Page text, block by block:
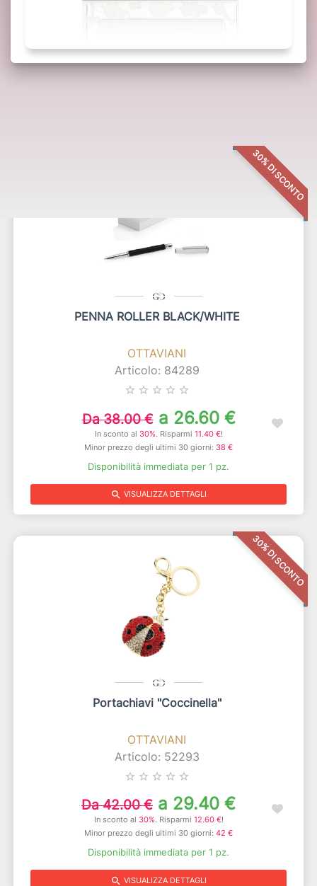
30% DI SCONTO
PENNA ROLLER BLACK/WHITE
OTTAVIANI
Articolo: 84289
star_border star_border star_border star_border star_border
Da 38.00 €a 26.60 €
In sconto al 30%. Risparmi 11.40 €!
Minor prezzo degli ultimi 30 giorni: 38 €
Disponibilità immediata per 1 pz.
search VISUALIZZA DETTAGLI
30% DI SCONTO
Portachiavi "coccinella"
OTTAVIANI
Articolo: 52293
star_border star_border star_border star_border star_border
Da 42.00 € a 29.40 €
In sconto al 30%. Risparmi 12.60 €!
Minor prezzo degli ultimi 30 giorni: 42 €
Disponibilità immediata per 1 pz.
search VISUALIZZA DETTAGLI